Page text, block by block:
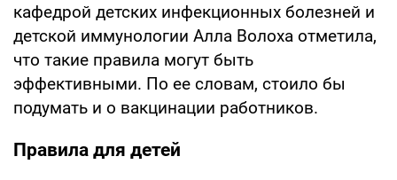
кафедрой детских инфекционных болезней и
детской иммунологии Алла Волоха отметила,
что такие правила могут быть
эффективными. По ее словам, стоило бы
подумать и о вакцинации работников.
Правила для детей